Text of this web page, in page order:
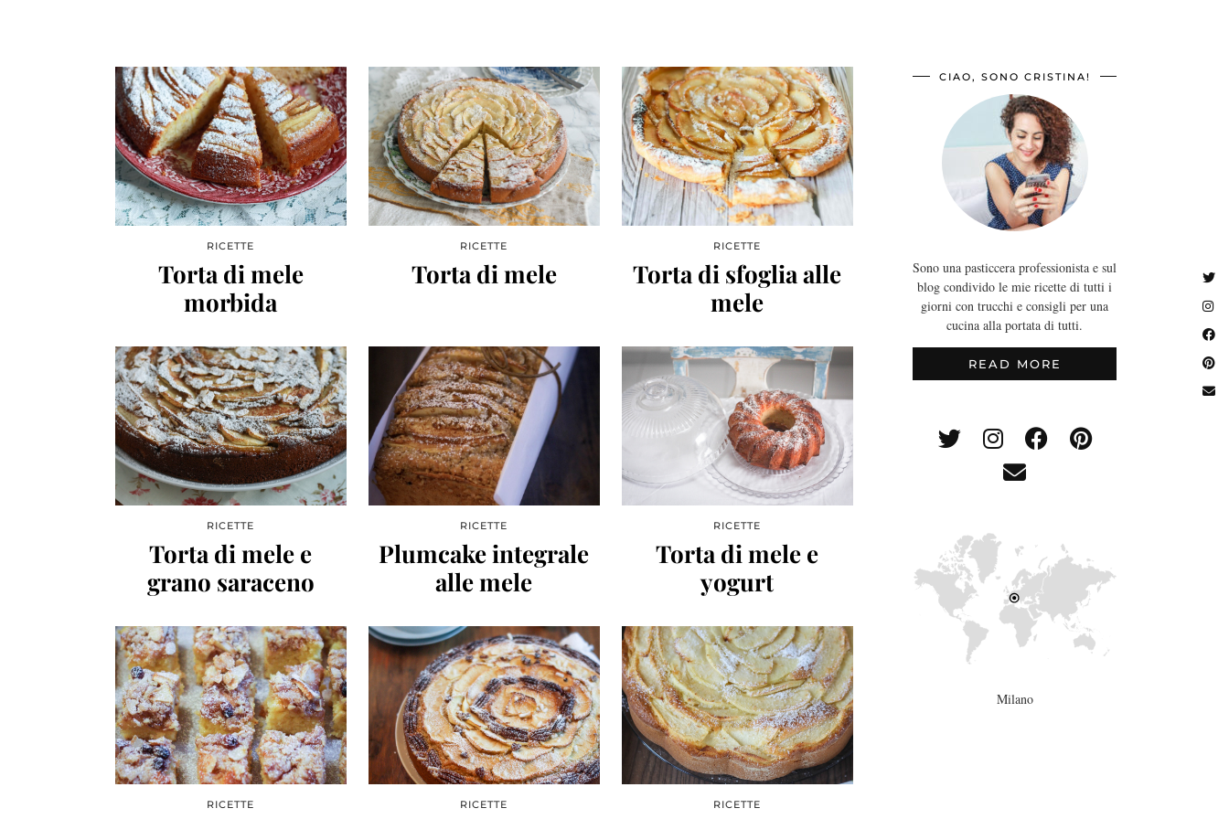
RICETTE
Torta di mele
morbida
RICETTE
Torta di mele
RICETTE
Torta di sfoglia alle
mele
RICETTE
Torta di mele e
grano saraceno
RICETTE
Plumcake integrale
alle mele
RICETTE
Torta di mele e
yogurt
RICETTE RICETTE RICETTE
CIAO, SONO CRISTINA!
Sono una pasticcera professionista e sul
blog condivido le mie ricette di tutti i
giorni con trucchi e consigli per una
cucina alla portata di tutti.
READ MORE
Milano